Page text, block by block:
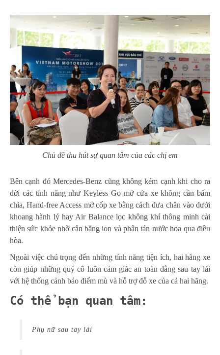
Chủ đề thu hút sự quan tâm của các chị em
Bên cạnh đó Mercedes-Benz cũng không kém cạnh khi cho ra
đời các tính năng như Keyless Go mở cửa xe không cần bấm
chìa, Hand-free Access mở cốp xe bằng cách đưa chân vào dưới
khoang hành lý hay Air Balance lọc không khí thông minh cải
thiện sức khỏe nhờ cân bằng ion và phân tán nước hoa qua điều
hòa.
Ngoài việc chú trọng đến những tính năng tiện ích, hai hãng xe
còn giúp những quý cô luôn cảm giác an toàn đằng sau tay lái
với hệ thống cảnh báo điểm mù và hỗ trợ đỗ xe của cả hai hãng.
Có thể bạn quan tâm:
Phụ nữ sau tay lái